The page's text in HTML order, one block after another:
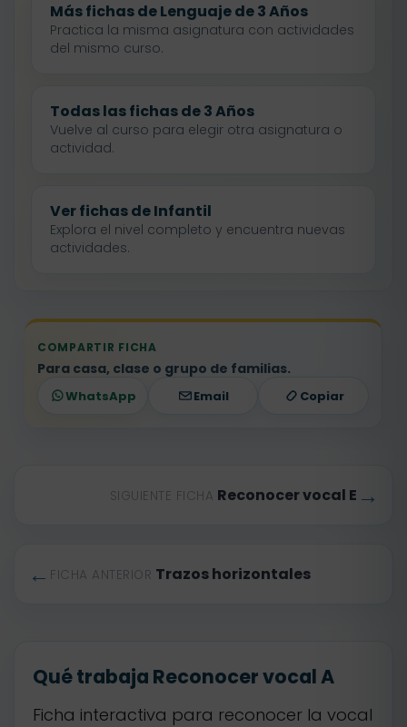
Más fichas de Lenguaje de 3 Años
Practica la misma asignatura con actividades
del mismo curso.
Todas las fichas de 3 Años
Vuelve al curso para elegir otra asignatura o
actividad.
Ver fichas de Infantil
Explora el nivel completo y encuentra nuevas
actividades.
COMPARTIR FICHA
Para casa, clase o grupo de familias.
WhatsApp Email Copiar
← FICHA ANTERIOR Trazos horizontales
SIGUIENTE FICHA Reconocer vocal E →
Qué trabaja Reconocer vocal A
Ficha interactiva para reconocer la vocal